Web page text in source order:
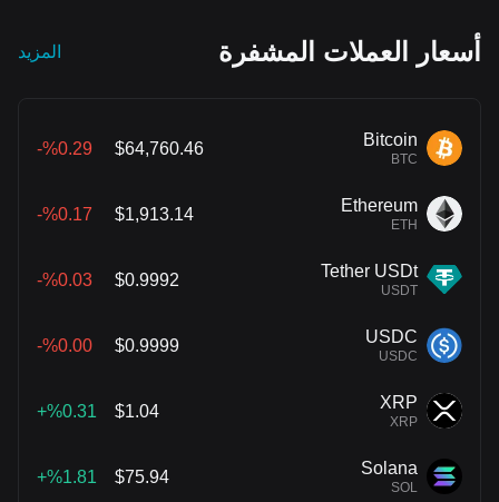
العادية، لتدخل جوجل رسمياً ضمن أكبر خمسة مراكز استثمارية للشركة.
أسعار العملات المشفرة المزيد
Bitcoin
BTC
$64,760.46
%0.29-
Ethereum
ETH
$1,913.14
%0.17-
Tether USDt
USDT
$0.9992
%0.03-
USDC
USDC
$0.9999
%0.00-
XRP
XRP
$1.04
%0.31+
Solana
SOL
$75.94
%1.81+